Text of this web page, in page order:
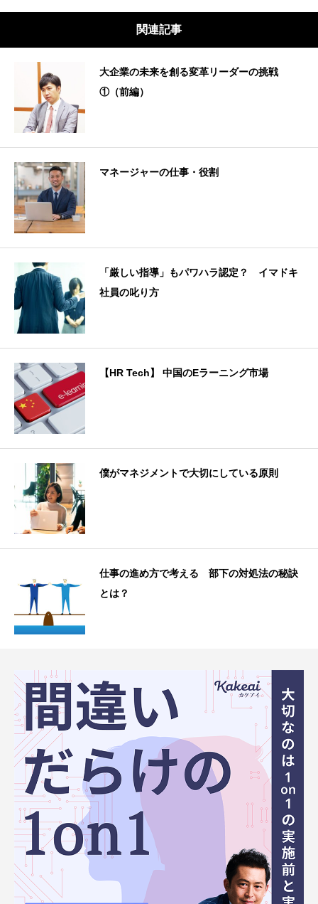
関連記事
大企業の未来を創る変革リーダーの挑戦
①（前編）
マネージャーの仕事・役割
「厳しい指導」もパワハラ認定？ イマドキ
社員の叱り方
【HR Tech】 中国のEラーニング市場
僕がマネジメントで大切にしている原則
仕事の進め方で考える 部下の対処法の秘訣
とは？